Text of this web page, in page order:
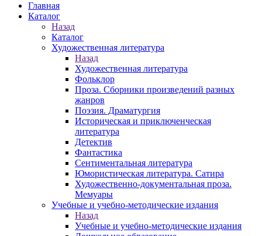
Главная
Каталог
Назад
Каталог
Художественная литература
Назад
Художественная литература
Фольклор
Проза. Сборники произведений разных
жанров
Поэзия. Драматургия
Историческая и приключенческая
литература
Детектив
Фантастика
Сентиментальная литература
Юмористическая литература. Сатира
Художественно-документальная проза.
Мемуары
Учебные и учебно-методические издания
Назад
Учебные и учебно-методические издания